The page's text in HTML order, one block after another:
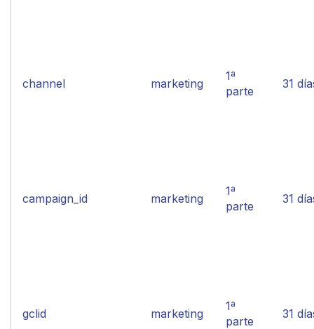
channel marketing
1ª
parte
31
campaign_id marketing
1ª
parte
31
gclid marketing
1ª
parte
31